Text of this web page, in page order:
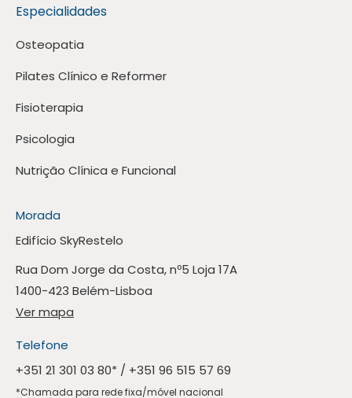
Especialidades
Osteopatia
Pilates Clínico e Reformer
Fisioterapia
Psicologia
Nutrição Clínica e Funcional
Morada
Edifício SkyRestelo
Rua Dom Jorge da Costa, nº5 Loja 17A
1400-423 Belém-Lisboa
Ver mapa
Telefone
+351 21 301 03 80* / +351 96 515 57 69
*Chamada para rede fixa/móvel nacional